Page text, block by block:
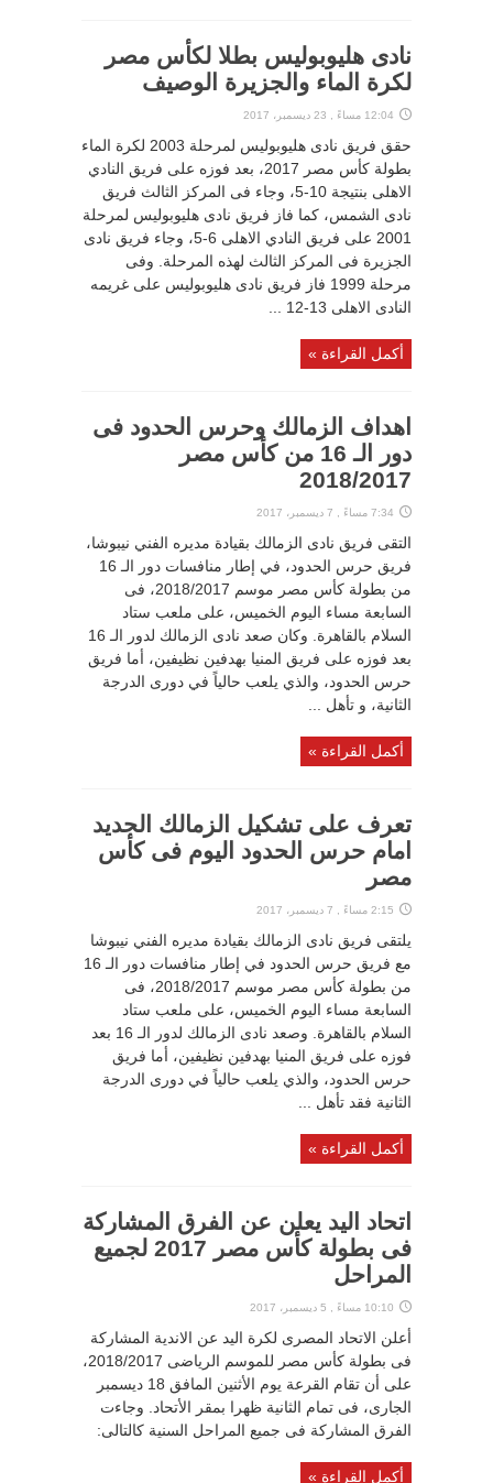
نادى هليوبوليس بطلا لكأس مصر
لكرة الماء والجزيرة الوصيف
12:04 مساءً , 23 ديسمبر، 2017
حقق فريق نادى هليوبوليس لمرحلة 2003 لكرة الماء
بطولة كأس مصر 2017، بعد فوزه على فريق النادي
الاهلى بنتيجة 10-5، وجاء فى المركز الثالث فريق
نادى الشمس، كما فاز فريق نادى هليوبوليس لمرحلة
2001 على فريق النادي الاهلى 6-5، وجاء فريق نادى
الجزيرة فى المركز الثالث لهذه المرحلة. وفى
مرحلة 1999 فاز فريق نادى هليوبوليس على غريمه
النادى الاهلى 13-12 ...
أكمل القراءة »
اهداف الزمالك وحرس الحدود فى
دور الـ 16 من كأس مصر
2018/2017
7:34 مساءً , 7 ديسمبر، 2017
التقى فريق نادى الزمالك بقيادة مديره الفني نيبوشا،
فريق حرس الحدود، في إطار منافسات دور الـ 16
من بطولة كأس مصر موسم 2018/2017، فى
السابعة مساء اليوم الخميس، على ملعب ستاد
السلام بالقاهرة. وكان صعد نادى الزمالك لدور الـ 16
بعد فوزه على فريق المنيا بهدفين نظيفين، أما فريق
حرس الحدود، والذي يلعب حالياً في دورى الدرجة
الثانية، و تأهل ...
أكمل القراءة »
تعرف على تشكيل الزمالك الجديد
امام حرس الحدود اليوم فى كأس
مصر
2:15 مساءً , 7 ديسمبر، 2017
يلتقى فريق نادى الزمالك بقيادة مديره الفني نيبوشا
مع فريق حرس الحدود في إطار منافسات دور الـ 16
من بطولة كأس مصر موسم 2018/2017، فى
السابعة مساء اليوم الخميس، على ملعب ستاد
السلام بالقاهرة. وصعد نادى الزمالك لدور الـ 16 بعد
فوزه على فريق المنيا بهدفين نظيفين، أما فريق
حرس الحدود، والذي يلعب حالياً في دورى الدرجة
الثانية فقد تأهل ...
أكمل القراءة »
اتحاد اليد يعلن عن الفرق المشاركة
فى بطولة كأس مصر 2017 لجميع
المراحل
10:10 مساءً , 5 ديسمبر، 2017
أعلن الاتحاد المصرى لكرة اليد عن الاندية المشاركة
فى بطولة كأس مصر للموسم الرياضى 2018/2017،
على أن تقام القرعة يوم الأثنين المافق 18 ديسمبر
الجارى، فى تمام الثانية ظهرا بمقر الأتحاد. وجاءت
الفرق المشاركة فى جميع المراحل السنية كالتالى:
أكمل القراءة »